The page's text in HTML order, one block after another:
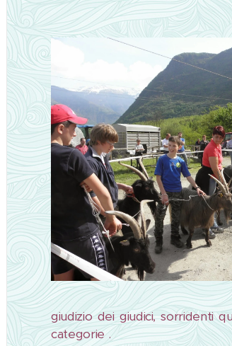
giudizio dei giudici, sorridenti
categorie .